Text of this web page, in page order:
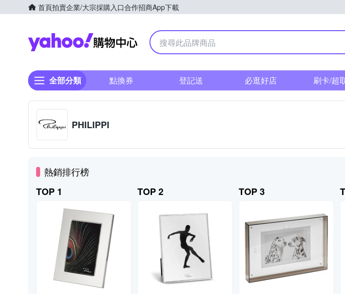
首頁拍賣企業/大宗採購入口合作招商App下載
Yahoo購物中心
全部分類 點換券 登記送 必逛好店 刷卡/超
PHILIPPI
熱銷排行榜
TOP 1
TOP 2 TOP 3